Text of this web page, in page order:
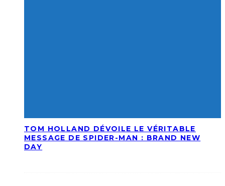
TOM HOLLAND DÉVOILE LE VÉRITABLE
MESSAGE DE SPIDER-MAN : BRAND NEW
DAY